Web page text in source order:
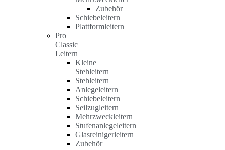
Zubehör
Schiebeleitern
Plattformleitern
Pro
Classic
Leitern
Kleine
Stehleitern
Stehleitern
Anlegeleitern
Schiebeleitern
Seilzugleitern
Mehrzweckleitern
Stufenanlegeleitern
Glasreinigerleitern
Zubehör